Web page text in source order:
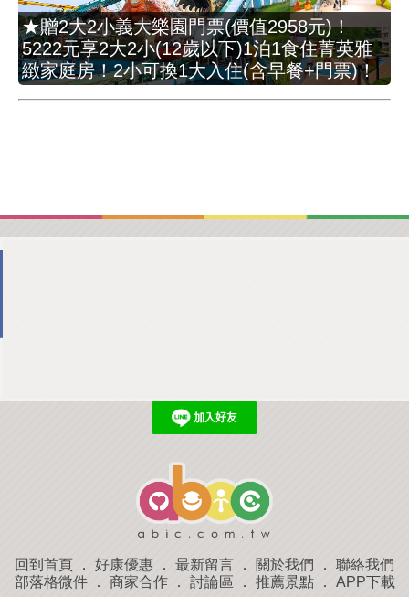
★贈2大2小義大樂園門票(價值2958元)！
5222元享2大2小(12歲以下)1泊1食住菁英雅
緻家庭房！2小可換1大入住(含早餐+門票)！
回到首頁 ． 好康優惠 ． 最新留言 ． 關於我們 ． 聯絡我們
部落格微件． 商家合作． 討論區 ． 推薦景點． APP下載